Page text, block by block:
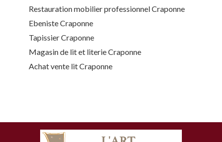
Restauration mobilier professionnel Craponne
Ebeniste Craponne
Tapissier Craponne
Magasin de lit et literie Craponne
Achat vente lit Craponne